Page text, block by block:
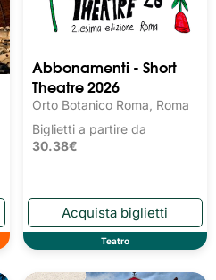
Abbonamenti - Short
Theatre 2026
Orto Botanico Roma, Roma
Biglietti a partire da
30.38€
Teatro